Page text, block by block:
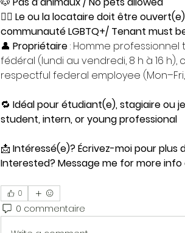
🏳️‍🌈 Le ou la locataire doit être
communauté LGBTQ+/ Tenant must
👤 Propriétaire : Homme
fédéral (lundi au vendredi, 8 h à 16 h),
respectful federal employee (Mon–Fri,
🔁 Idéal pour étudiant(e), stagiaire ou
student, intern, or young professional
📩 Intéressé(e)? Écrivez-moi pour plus
Interested? Message me for more
0
0 commentaire